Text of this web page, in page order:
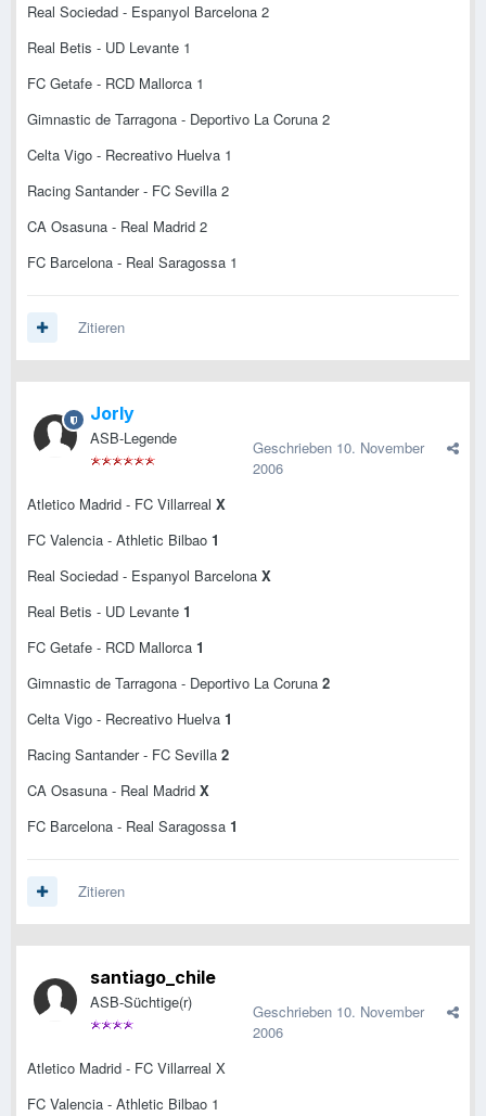
Real Sociedad - Espanyol Barcelona 2
Real Betis - UD Levante 1
FC Getafe - RCD Mallorca 1
Gimnastic de Tarragona - Deportivo La Coruna 2
Celta Vigo - Recreativo Huelva 1
Racing Santander - FC Sevilla 2
CA Osasuna - Real Madrid 2
FC Barcelona - Real Saragossa 1
Zitieren
Jorly
ASB-Legende Geschrieben 10. November
2006
Atletico Madrid - FC Villarreal X
FC Valencia - Athletic Bilbao 1
Real Sociedad - Espanyol Barcelona X
Real Betis - UD Levante 1
FC Getafe - RCD Mallorca 1
Gimnastic de Tarragona - Deportivo La Coruna 2
Celta Vigo - Recreativo Huelva 1
Racing Santander - FC Sevilla 2
CA Osasuna - Real Madrid X
FC Barcelona - Real Saragossa 1
Zitieren
santiago_chile
ASB-Süchtige(r) Geschrieben 10. November
2006
Atletico Madrid - FC Villarreal X
FC Valencia - Athletic Bilbao 1